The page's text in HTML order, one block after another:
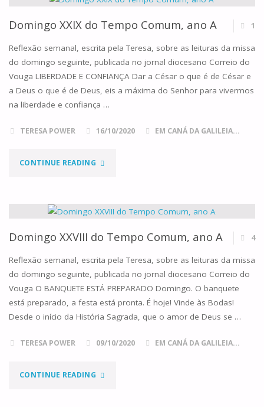
TEMPO
COMUM,
ANO
A"
Domingo XXIX do Tempo Comum, ano A 1
Reflexão semanal, escrita pela Teresa, sobre as leituras da missa
do domingo seguinte, publicada no jornal diocesano Correio do
Vouga LIBERDADE E CONFIANÇA Dar a César o que é de César e
a Deus o que é de Deus, eis a máxima do Senhor para vivermos
na liberdade e confiança …
TERESA POWER 16/10/2020 EM CANÁ DA GALILEIA...
CONTINUE READING"DOMINGO
DO
TEMPO
COMUM,
ANO
A"
Domingo XXVIII do Tempo Comum, ano A 4
Reflexão semanal, escrita pela Teresa, sobre as leituras da missa
do domingo seguinte, publicada no jornal diocesano Correio do
Vouga O BANQUETE ESTÁ PREPARADO Domingo. O banquete
está preparado, a festa está pronta. É hoje! Vinde às Bodas!
Desde o início da História Sagrada, que o amor de Deus se …
TERESA POWER 09/10/2020 EM CANÁ DA GALILEIA...
CONTINUE READING"DOMINGO